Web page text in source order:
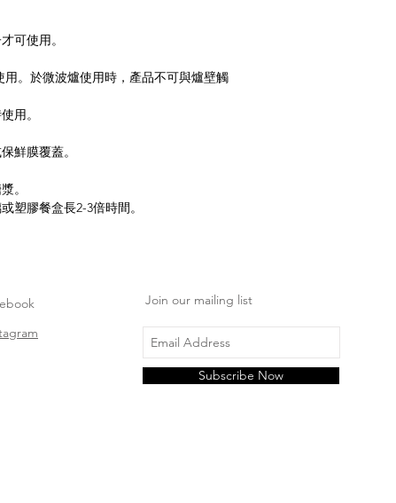
明:
可使用。
。於微波爐使用時，產品不可與爐壁觸
用。
鮮膜覆蓋。
。
塑膠餐盒長2-3倍時間。
Join our mailing list
Subscribe Now